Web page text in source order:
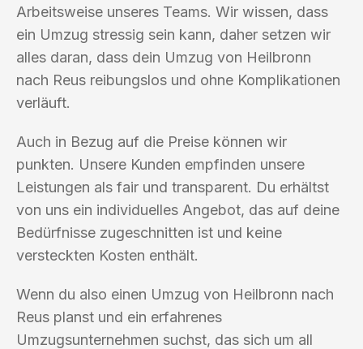
Arbeitsweise unseres Teams. Wir wissen, dass
ein Umzug stressig sein kann, daher setzen wir
alles daran, dass dein Umzug von Heilbronn
nach Reus reibungslos und ohne Komplikationen
verläuft.
Auch in Bezug auf die Preise können wir
punkten. Unsere Kunden empfinden unsere
Leistungen als fair und transparent. Du erhältst
von uns ein individuelles Angebot, das auf deine
Bedürfnisse zugeschnitten ist und keine
versteckten Kosten enthält.
Wenn du also einen Umzug von Heilbronn nach
Reus planst und ein erfahrenes
Umzugsunternehmen suchst, das sich um all